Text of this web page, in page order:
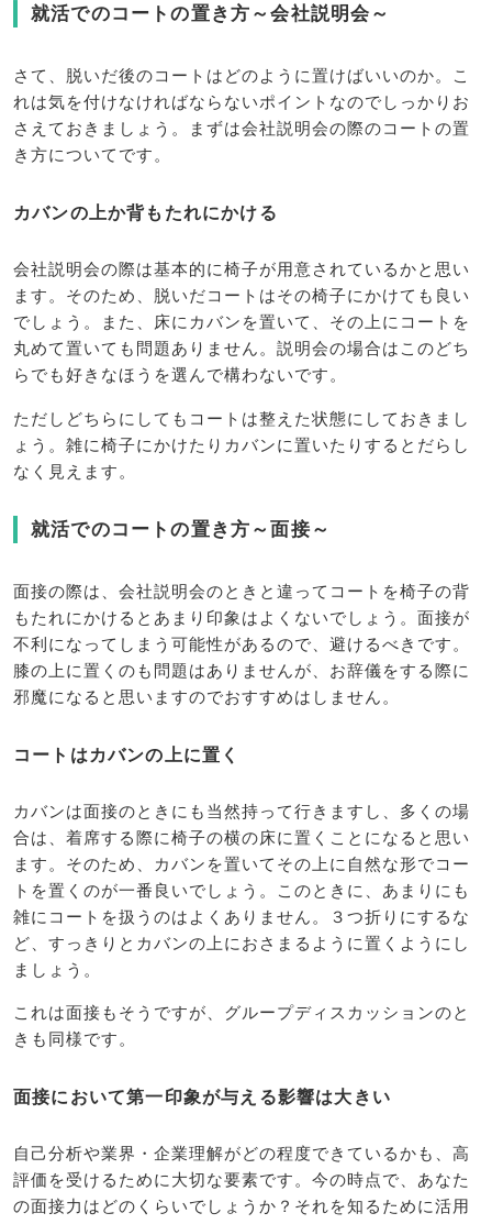
就活でのコートの置き方～会社説明会～
さて、脱いだ後のコートはどのように置けばいいのか。こ
れは気を付けなければならないポイントなのでしっかりお
さえておきましょう。まずは会社説明会の際のコートの置
き方についてです。
カバンの上か背もたれにかける
会社説明会の際は基本的に椅子が用意されているかと思い
ます。そのため、脱いだコートはその椅子にかけても良い
でしょう。また、床にカバンを置いて、その上にコートを
丸めて置いても問題ありません。説明会の場合はこのどち
らでも好きなほうを選んで構わないです。
ただしどちらにしてもコートは整えた状態にしておきまし
ょう。雑に椅子にかけたりカバンに置いたりするとだらし
なく見えます。
就活でのコートの置き方～面接～
面接の際は、会社説明会のときと違ってコートを椅子の背
もたれにかけるとあまり印象はよくないでしょう。面接が
不利になってしまう可能性があるので、避けるべきです。
膝の上に置くのも問題はありませんが、お辞儀をする際に
邪魔になると思いますのでおすすめはしません。
コートはカバンの上に置く
カバンは面接のときにも当然持って行きますし、多くの場
合は、着席する際に椅子の横の床に置くことになると思い
ます。そのため、カバンを置いてその上に自然な形でコー
トを置くのが一番良いでしょう。このときに、あまりにも
雑にコートを扱うのはよくありません。３つ折りにするな
ど、すっきりとカバンの上におさまるように置くようにし
ましょう。
これは面接もそうですが、グループディスカッションのと
きも同様です。
面接において第一印象が与える影響は大きい
自己分析や業界・企業理解がどの程度できているかも、高
評価を受けるために大切な要素です。今の時点で、あなた
の面接力はどのくらいでしょうか？それを知るために活用